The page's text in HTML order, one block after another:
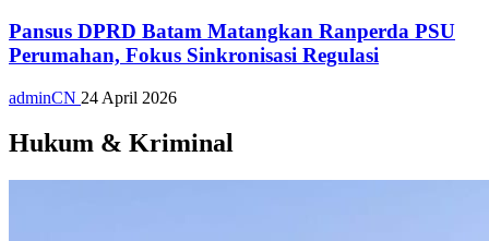
Pansus DPRD Batam Matangkan Ranperda PSU
Perumahan, Fokus Sinkronisasi Regulasi
adminCN 24 April 2026
Hukum & Kriminal